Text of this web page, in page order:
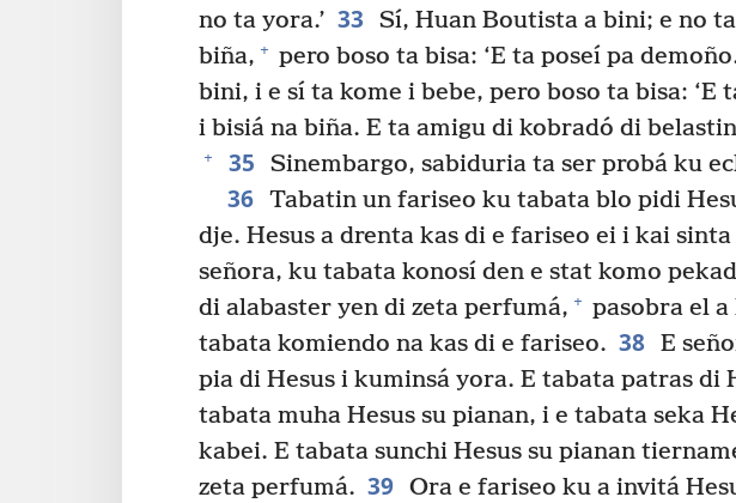
no ta yora.’ 33
Sí, Huan Boutista a bini; e no
biña, + pero boso ta bisa: ‘E ta poseí pa
bini, i e sí ta kome i bebe, pero boso ta bisa: ‘E
i bisiá na biña. E ta amigu di kobradó di
+ 35 Sinembargo, sabiduria ta ser probá ku
36 Tabatin un fariseo ku tabata blo pidi
dje. Hesus a drenta kas di e fariseo ei i kai sinta
señora, ku tabata konosí den e stat komo
di alabaster yen di zeta perfumá, + pasobra el a
tabata komiendo na kas di e fariseo. 38 E
pia di Hesus i kuminsá yora. E tabata patras di
tabata muha Hesus su pianan, i e tabata seka
kabei. E tabata sunchi Hesus su pianan
zeta perfumá. 39 Ora e fariseo ku a invitá